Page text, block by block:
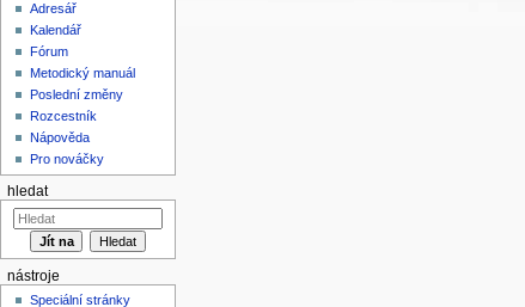
Adresář
Kalendář
Fórum
Metodický manuál
Poslední změny
Rozcestník
Nápověda
Pro nováčky
hledat
nástroje
Speciální stránky